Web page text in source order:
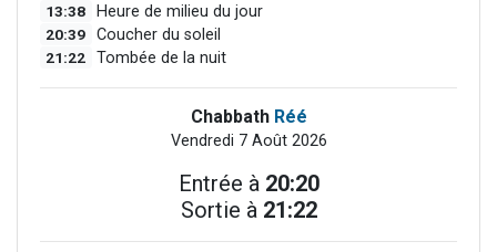
13:38 Heure de milieu du jour
20:39 Coucher du soleil
21:22 Tombée de la nuit
Chabbath Réé
Vendredi 7 Août 2026
Entrée à 20:20
Sortie à 21:22